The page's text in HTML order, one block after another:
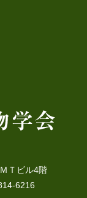
ＭＴビル4階
6216